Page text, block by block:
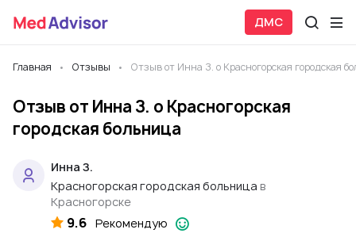
ДМС
Главная Отзывы Отзыв от Инна З. о Красногорская городская
Отзыв от Инна З. о Красногорская
городская больница
Инна З.
Красногорская городская больница в
Красногорске
9.6 Рекомендую